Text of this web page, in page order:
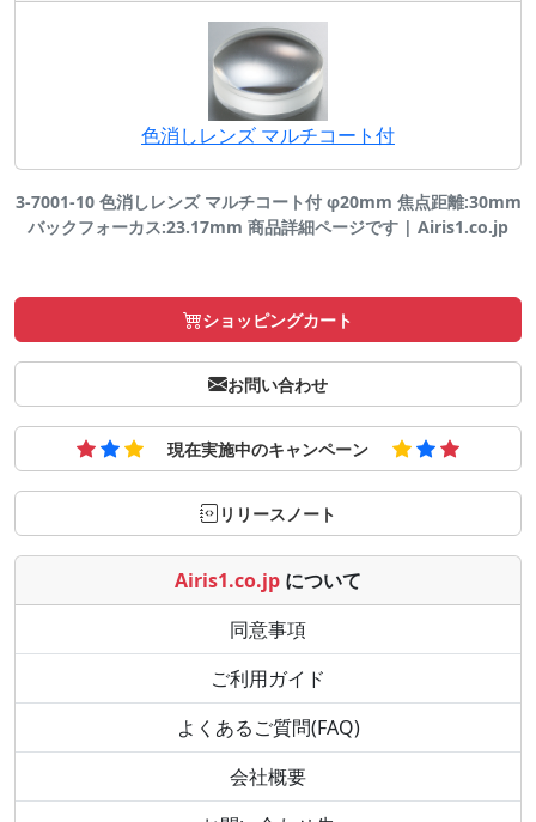
色消しレンズ マルチコート付
3-7001-10 色消しレンズ マルチコート付 φ20mm 焦点距離:30mm
バックフォーカス:23.17mm 商品詳細ページです | Airis1.co.jp
ショッピングカート
お問い合わせ
現在実施中のキャンペーン
リリースノート
Airis1.co.jp について
同意事項
ご利用ガイド
よくあるご質問(FAQ)
会社概要